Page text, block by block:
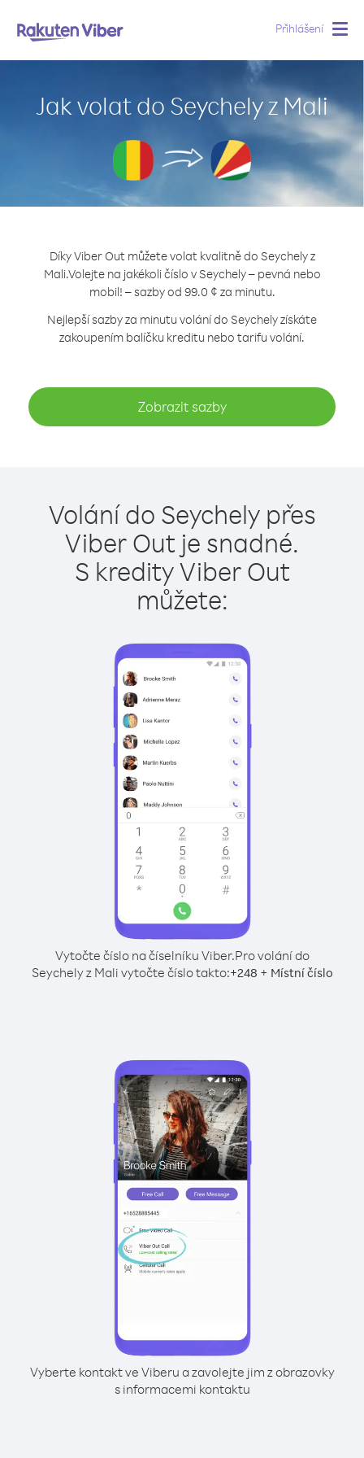
Přihlášení
Jak volat do Seychely z Mali
Díky Viber Out můžete volat kvalitně do Seychely z
Mali.Volejte na jakékoli číslo v Seychely – pevná nebo
mobil! – sazby od 99.0 ¢ za minutu.
Nejlepší sazby za minutu volání do Seychely získáte
zakoupením balíčku kreditu nebo tarifu volání.
Zobrazit sazby
Volání do Seychely přes
Viber Out je snadné.
S kredity Viber Out
můžete:
Vytočte číslo na číselníku Viber.Pro volání do
Seychely z Mali vytočte číslo takto:+248 + Místní číslo
Vyberte kontakt ve Viberu a zavolejte jim z obrazovky
s informacemi kontaktu